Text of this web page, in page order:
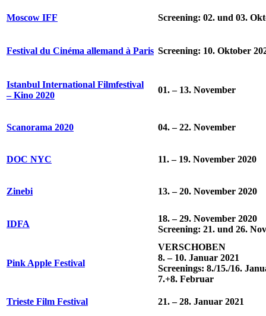
Moscow IFF Screening: 02. und 03.
Festival du Cinéma allemand à Paris Screening: 10. Oktober
Istanbul International Filmfestival
– Kino 2020
01. – 13. November
Scanorama 2020 04. – 22. November
DOC NYC 11. – 19. November 2020
Zinebi 13. – 20. November 2020
IDFA
18. – 29. November 2020
Screening: 21. und 26.
Pink Apple Festival
VERSCHOBEN
8. – 10. Januar 2021
Screenings: 8./15./16.
7.+8. Februar
Trieste Film Festival 21. – 28. Januar 2021